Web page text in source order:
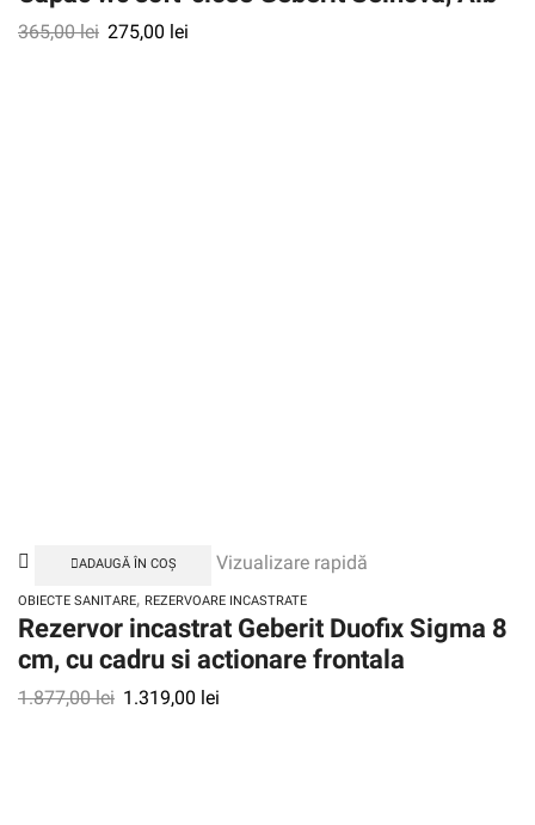
365,00lei 275,00 lei
ADAUGĂ ÎN COȘ Vizualizare rapidă
OBIECTE SANITARE, REZERVOARE INCASTRATE
Rezervor incastrat Geberit Duofix Sigma 8
cm, cu cadru si actionare frontala
1.877,00lei 1.319,00 lei